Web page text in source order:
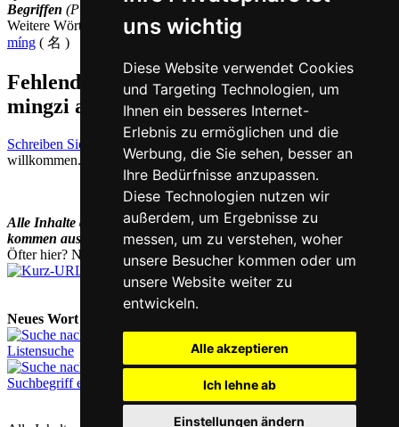
uns wichtig
Diese Website verwendet Cookies
und Targeting Technologien, um
Ihnen ein besseres Internet-
Erlebnis zu ermöglichen und die
Werbung, die Sie sehen, besser an
Ihre Bedürfnisse anzupassen.
Diese Technologien nutzen wir
außerdem, um Ergebnisse zu
messen, um zu verstehen, woher
unsere Besucher kommen oder um
unsere Website weiter zu
entwickeln.
Alle akzeptieren
Ich lehne ab
Einstellungen ändern
Begriffen (Platz
Weitere Wörter, die ebenfallsName auf Chinesisch
míng ( 名 )
Fehlende oder falsche Übersetzung für
mingzi auf Deutsch melden
Schreiben Sie uns!
Ihr Feedback und konstruktive Kritik sind stets
willkommen.
Alle Inhalte dieses Wörterbuchs (und künftig noch mehr)
kommen aus dem
Chinesisch-VokabeltrainerHan Trainer Pro.
Öfter hier? Nutzen Sie unsereKurz-URL chi.nesis.ch
Neues Wort nachschlagen:
Listensuche
Suchbegriff eingeben